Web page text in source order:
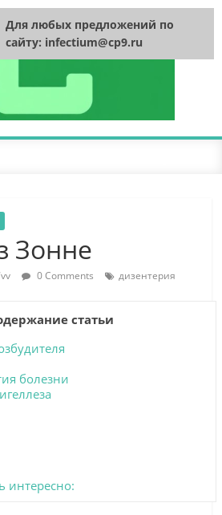
Зонне
0 Comments дизентерия
статьи
болезни
интересно:
Для любых предложений по
сайту: infectium@cp9.ru